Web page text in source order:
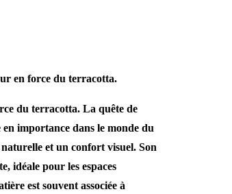
en force du terracotta.
du terracotta. La quête de
importance dans le monde du
et un confort visuel. Son
idéale pour les espaces
est souvent associée à